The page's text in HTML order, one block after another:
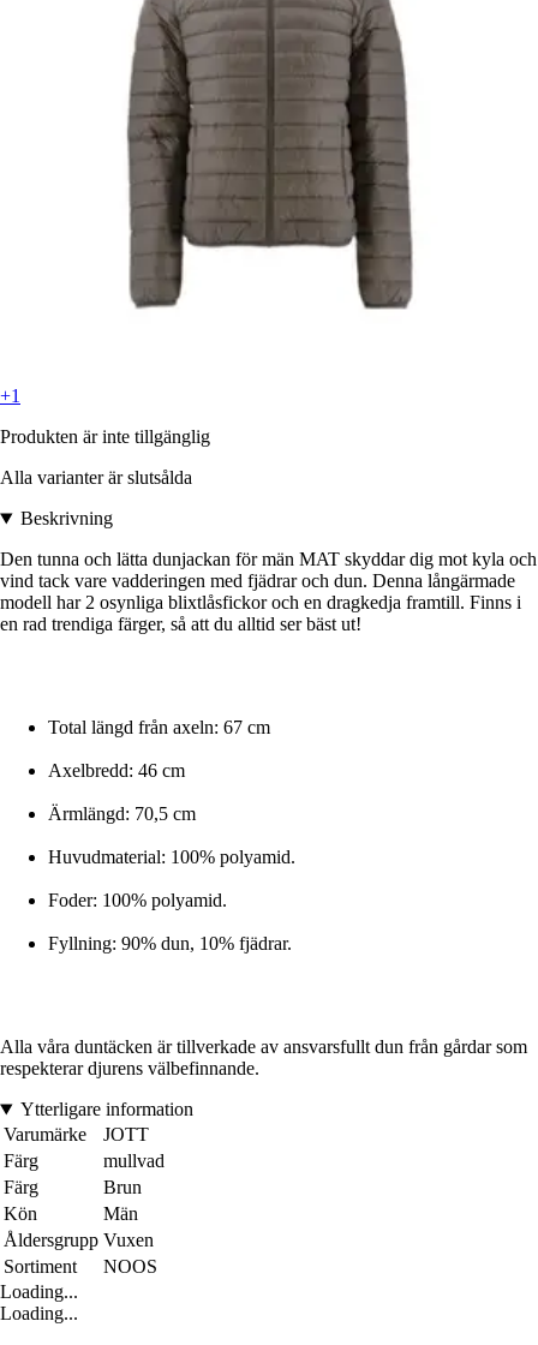
+1
Produkten är inte tillgänglig
Alla varianter är slutsålda
Beskrivning
Den tunna och lätta dunjackan för män MAT skyddar dig mot kyla och
vind tack vare vadderingen med fjädrar och dun. Denna långärmade
modell har 2 osynliga blixtlåsfickor och en dragkedja framtill. Finns i
en rad trendiga färger, så att du alltid ser bäst ut!
Total längd från axeln: 67 cm
Axelbredd: 46 cm
Ärmlängd: 70,5 cm
Huvudmaterial: 100% polyamid.
Foder: 100% polyamid.
Fyllning: 90% dun, 10% fjädrar.
Alla våra duntäcken är tillverkade av ansvarsfullt dun från gårdar som
respekterar djurens välbefinnande.
Ytterligare information
Varumärke
JOTT
Färg
mullvad
Färg
Brun
Kön
Män
Åldersgrupp Vuxen
Sortiment
NOOS
Loading...
Loading...